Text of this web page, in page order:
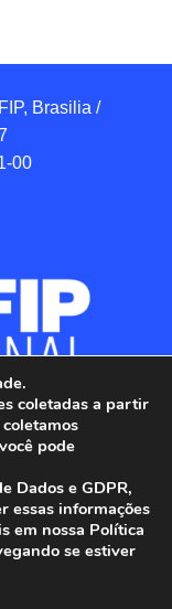
Brasilia /
00
Auditores
Brasil.
coletadas a partir
pode
Dados e GDPR,
essas informações
em nossa Política
se estiver